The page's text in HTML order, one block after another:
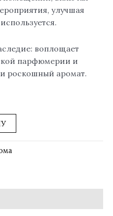
улучшая
воплощает
парфюмерии и
роскошный аромат.